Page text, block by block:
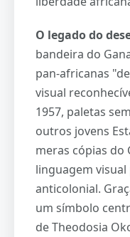
O legado do
bandeira do
pan-africanas
visual
1957, paletas
outros jovens
meras cópias do
linguagem
anticolonial.
um símbolo
de Theodosia